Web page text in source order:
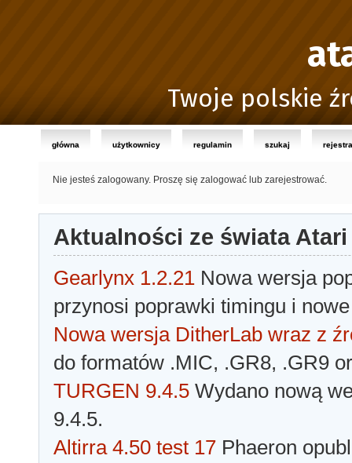
Twoje polskie
główna użytkownicy regulamin szukaj
Nie jesteś zalogowany. Proszę się zalogować lub zarejestrować.
Aktualności ze świata Atari
Gearlynx 1.2.21 Nowa wersja
przynosi poprawki timingu i
Nowa wersja DitherLab wraz z
do formatów .MIC, .GR8, .GR9
TURGEN 9.4.5 Wydano nową
9.4.5.
Altirra 4.50 test 17 Phaeron